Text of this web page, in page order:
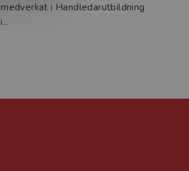
medverkat i Handledarutbildning
i...